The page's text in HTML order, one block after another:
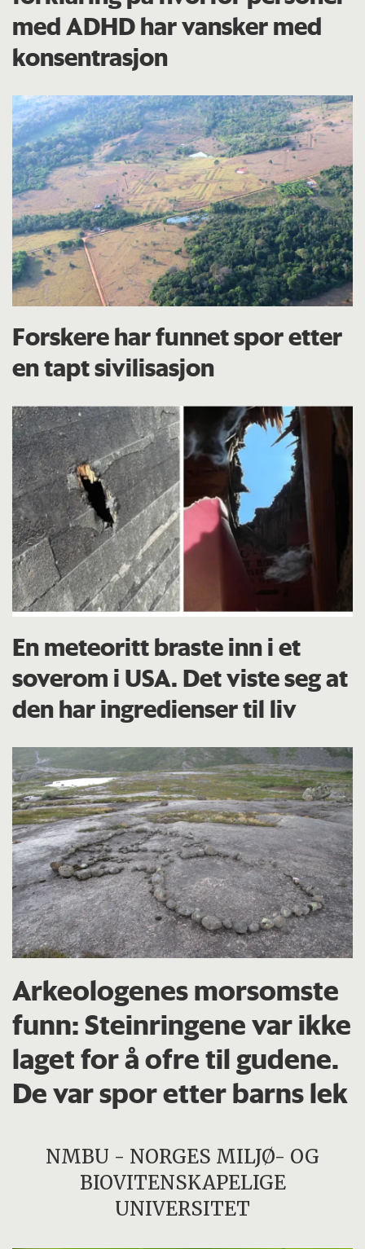
med ADHD har vansker med
konsentrasjon
Forskere har funnet spor etter
en tapt sivilisasjon
En meteoritt braste inn i et
soverom i USA. Det viste seg at
den har ingredienser til liv
Arkeologenes morsomste
funn: Steinringene var ikke
laget for å ofre til gudene.
De var spor etter barns lek
NMBU - NORGES MILJØ- OG
BIOVITENSKAPELIGE
UNIVERSITET